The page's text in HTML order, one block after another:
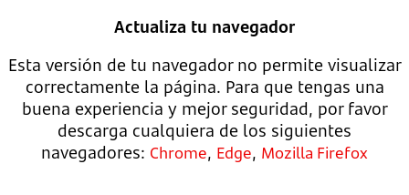
Actualiza tu navegador
Esta versión de tu navegador no permite visualizar
correctamente la página. Para que tengas una
buena experiencia y mejor seguridad, por favor
descarga cualquiera de los siguientes
navegadores: Chrome, Edge, Mozilla Firefox